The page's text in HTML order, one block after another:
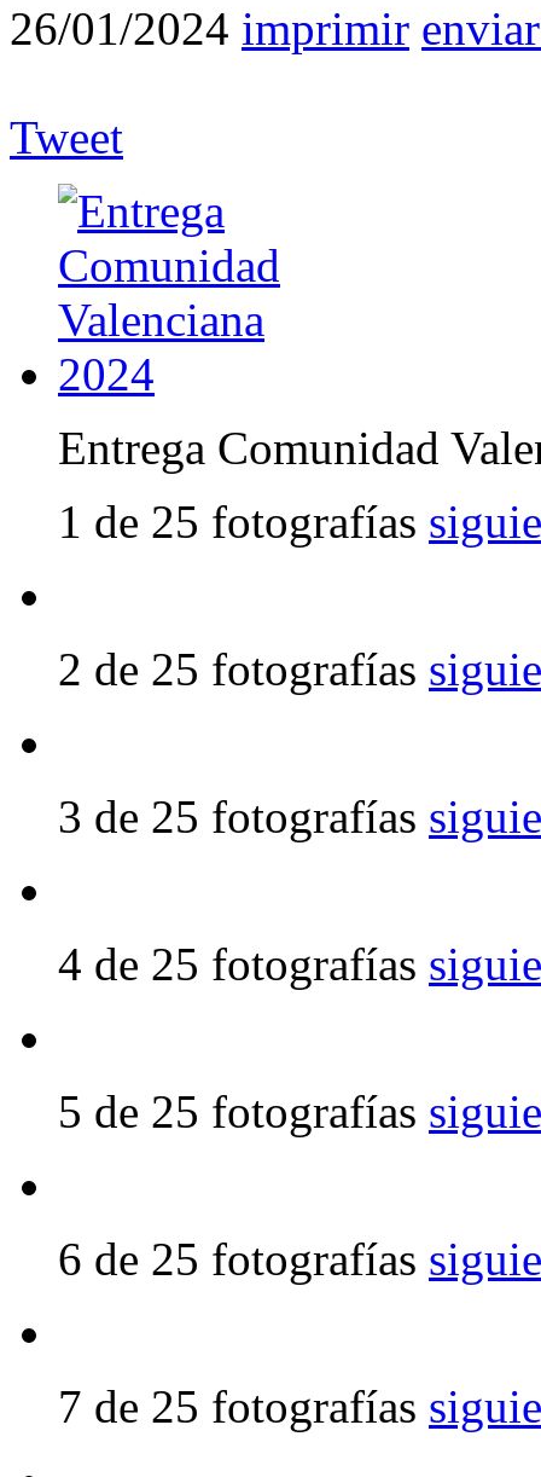
26/01/2024 imprimir
Tweet
Entrega Comunidad
1 de 25 fotografías
2 de 25 fotografías
3 de 25 fotografías
4 de 25 fotografías
5 de 25 fotografías
6 de 25 fotografías
7 de 25 fotografías